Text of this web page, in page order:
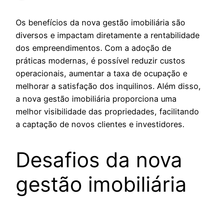
Os benefícios da nova gestão imobiliária são
diversos e impactam diretamente a rentabilidade
dos empreendimentos. Com a adoção de
práticas modernas, é possível reduzir custos
operacionais, aumentar a taxa de ocupação e
melhorar a satisfação dos inquilinos. Além disso,
a nova gestão imobiliária proporciona uma
melhor visibilidade das propriedades, facilitando
a captação de novos clientes e investidores.
Desafios da nova
gestão imobiliária